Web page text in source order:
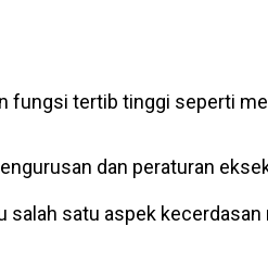
tertib tinggi seperti
dan peraturan
satu aspek kecerdasan